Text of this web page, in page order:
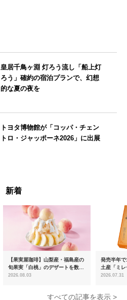
皇居千鳥ヶ淵 灯ろう流し「船上灯
ろう」確約の宿泊プランで、幻想
的な夏の夜を
トヨタ博物館が「コッパ・チェン
トロ・ジャッポーネ2026」に出展
新着
【果実屋珈琲】山梨産・福島産の
旬果実「白桃」のデザートを数量
限定販売
2026.08.03
発売半年
土産「ミ
新フレー
2026.07.31
すべての記事を表示 >